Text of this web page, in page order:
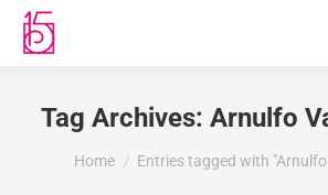
Tag Archives: Arnulfo
You are here:
Home Entries tagged with